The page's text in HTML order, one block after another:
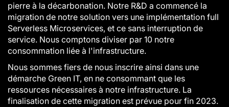
pierre à la décarbonation. Notre R&D a commencé la
migration de notre solution vers une implémentation full
Serverless Microservices, et ce sans interruption de
service. Nous comptons diviser par 10 notre
consommation liée à l'infrastructure.
Nous sommes fiers de nous inscrire ainsi dans une
démarche Green IT, en ne consommant que les
ressources nécessaires à notre infrastructure. La
finalisation de cette migration est prévue pour fin 2023.